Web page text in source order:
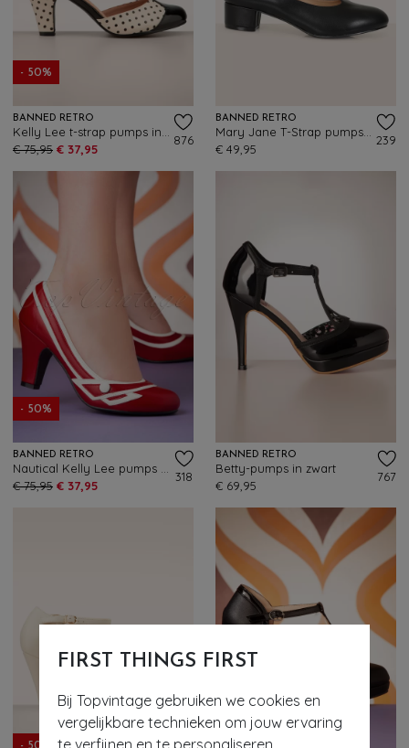
FIRST THINGS FIRST
Bij Topvintage gebruiken we cookies en
vergelijkbare technieken om jouw ervaring
te verfijnen en te personaliseren.
- 50%
BANNED RETRO
€ 75,95 € 37,95
876
BANNED RETRO
€ 49,95
239
- 50%
BANNED RETRO
€ 75,95 € 37,95
318
BANNED RETRO
Betty-pumps in zwart
€ 69,95
767